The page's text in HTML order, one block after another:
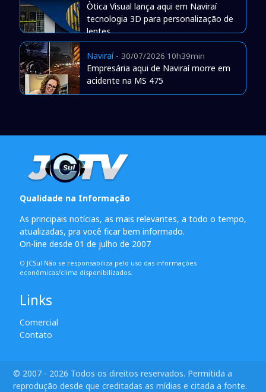
Òtica Visual lança aqui em Naviraí
tecnologia 3D para personalização de
lentes
Naviraí- 30/07/2026 10h39min
Empresária aqui de Naviraí morre em
acidente na MS 475
Qualidade na Informação
As principais notícias, as mais relevantes, a todo o tempo,
atualizadas, pra você ficar bem informado.
On-line desde 01 de julho de 2007
O JCSul Não se responsabiliza pelo uso das informações
econômicas/clima disponibilizados.
Links
Comercial
Contato
© 2007 - 2026 Todos os direitos reservados. Permitida a
reprodução desde que creditadas as mídias e citada a fonte.